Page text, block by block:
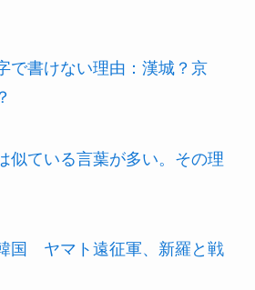
で書けない理由：漢城？京
似ている言葉が多い。その理
国 ヤマト遠征軍、新羅と戦